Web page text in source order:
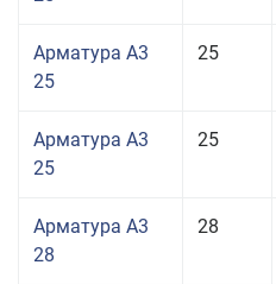
Арматура А3
25
25
Арматура А3
25
25
Арматура А3
28
28